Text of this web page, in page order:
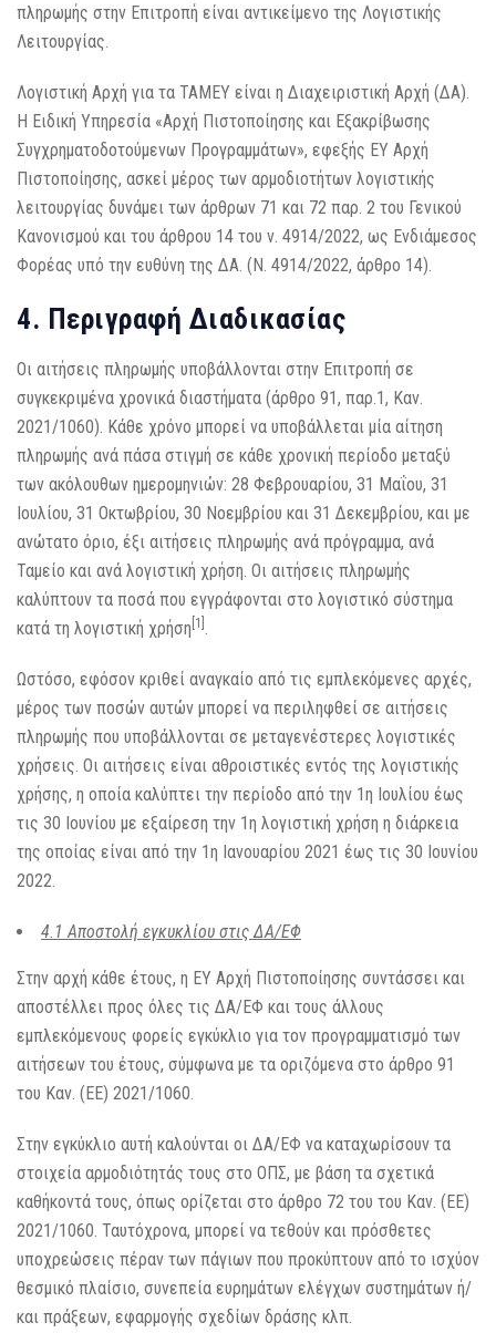
πληρωμής στην Επιτροπή είναι αντικείμενο της Λογιστικής
Λειτουργίας.
Λογιστική Αρχή για τα ΤΑΜΕΥ είναι η Διαχειριστική Αρχή (ΔΑ).
Η Ειδική Υπηρεσία «Αρχή Πιστοποίησης και Εξακρίβωσης
Συγχρηματοδοτούμενων Προγραμμάτων», εφεξής ΕΥ Αρχή
Πιστοποίησης, ασκεί μέρος των αρμοδιοτήτων λογιστικής
λειτουργίας δυνάμει των άρθρων 71 και 72 παρ. 2 του Γενικού
Κανονισμού και του άρθρου 14 του ν. 4914/2022, ως Ενδιάμεσος
Φορέας υπό την ευθύνη της ΔΑ. (Ν. 4914/2022, άρθρο 14).
4. Περιγραφή Διαδικασίας
Οι αιτήσεις πληρωμής υποβάλλονται στην Επιτροπή σε
συγκεκριμένα χρονικά διαστήματα (άρθρο 91, παρ.1, Καν.
2021/1060). Κάθε χρόνο μπορεί να υποβάλλεται μία αίτηση
πληρωμής ανά πάσα στιγμή σε κάθε χρονική περίοδο μεταξύ
των ακόλουθων ημερομηνιών: 28 Φεβρουαρίου, 31 Μαΐου, 31
Ιουλίου, 31 Οκτωβρίου, 30 Νοεμβρίου και 31 Δεκεμβρίου, και με
ανώτατο όριο, έξι αιτήσεις πληρωμής ανά πρόγραμμα, ανά
Ταμείο και ανά λογιστική χρήση. Οι αιτήσεις πληρωμής
καλύπτουν τα ποσά που εγγράφονται στο λογιστικό σύστημα
κατά τη λογιστική χρήση [1] .
Ωστόσο, εφόσον κριθεί αναγκαίο από τις εμπλεκόμενες αρχές,
μέρος των ποσών αυτών μπορεί να περιληφθεί σε αιτήσεις
πληρωμής που υποβάλλονται σε μεταγενέστερες λογιστικές
χρήσεις. Οι αιτήσεις είναι αθροιστικές εντός της λογιστικής
χρήσης, η οποία καλύπτει την περίοδο από την 1η Ιουλίου έως
τις 30 Ιουνίου με εξαίρεση την 1η λογιστική χρήση η διάρκεια
της οποίας είναι από την 1η Ιανουαρίου 2021 έως τις 30 Ιουνίου
2022.
4.1 Αποστολή εγκυκλίου στις ΔΑ/ΕΦ
Στην αρχή κάθε έτους, η ΕΥ Αρχή Πιστοποίησης συντάσσει και
αποστέλλει προς όλες τις ΔΑ/ΕΦ και τους άλλους
εμπλεκόμενους φορείς εγκύκλιο για τον προγραμματισμό των
αιτήσεων του έτους, σύμφωνα με τα οριζόμενα στο άρθρο 91
του Καν. (ΕΕ) 2021/1060.
Στην εγκύκλιο αυτή καλούνται οι ΔΑ/ΕΦ να καταχωρίσουν τα
στοιχεία αρμοδιότητάς τους στο ΟΠΣ, με βάση τα σχετικά
καθήκοντά τους, όπως ορίζεται στο άρθρο 72 του του Καν. (ΕΕ)
2021/1060. Ταυτόχρονα, μπορεί να τεθούν και πρόσθετες
υποχρεώσεις πέραν των πάγιων που προκύπτουν από το ισχύον
θεσμικό πλαίσιο, συνεπεία ευρημάτων ελέγχων συστημάτων ή/
και πράξεων, εφαρμογής σχεδίων δράσης κλπ.